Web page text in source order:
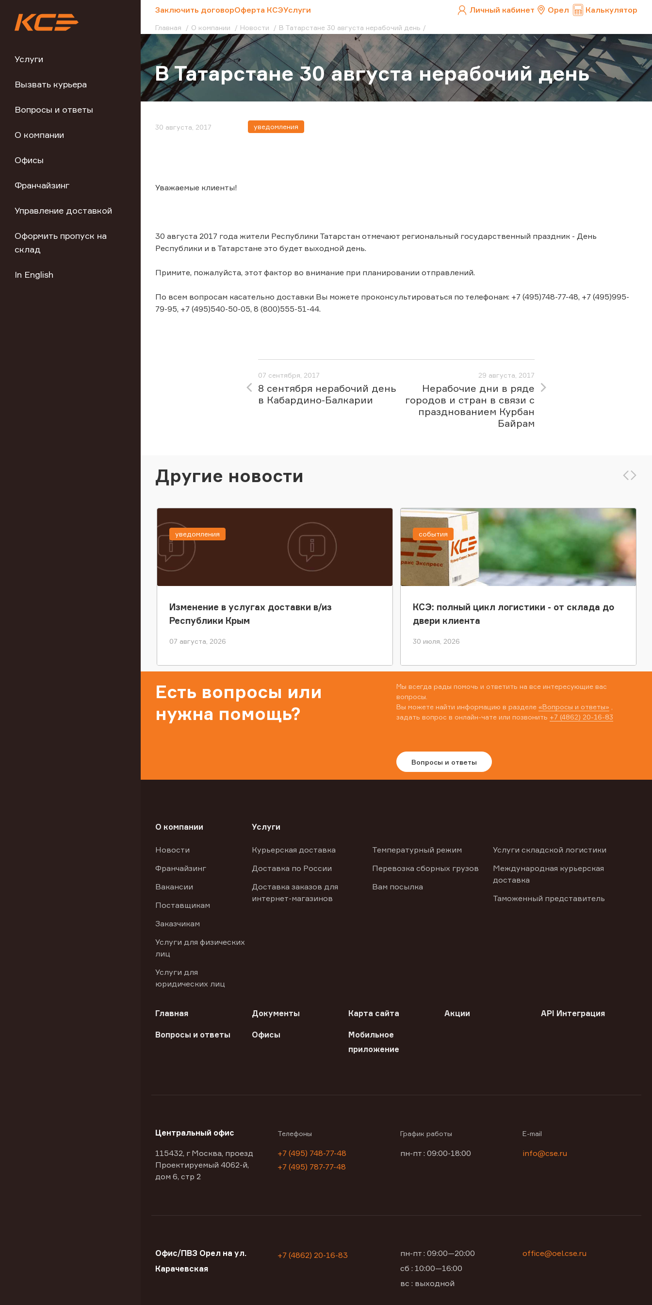
Услуги
Вызвать курьера
Вопросы и ответы
О компании
Офисы
Франчайзинг
Управление доставкой
Оформить пропуск на
склад
In English
Заключить договорОферта КСЭУслуги Личный кабинет Орел Калькулятор
Главная О компании Новости В Татарстане 30 августа нерабочий день
В Татарстане 30 августа нерабочий день
30 августа, 2017 уведомления
Уважаемые клиенты!
30 августа 2017 года жители Республики Татарстан отмечают региональный государственный праздник - День
Республики и в Татарстане это будет выходной день.
Примите, пожалуйста, этот фактор во внимание при планировании отправлений.
По всем вопросам касательно доставки Вы можете проконсультироваться по телефонам: +7 (495)748-77-48, +7 (495)995-
79-95, +7 (495)540-50-05, 8 (800)555-51-44.
07 сентября, 2017
8 сентября нерабочий день
в Кабардино-Балкарии
29 августа, 2017
Нерабочие дни в ряде
городов и стран в связи с
празднованием Курбан
Байрам
Другие новости
Изменение в услугах доставки в/из
Республики Крым
07 августа, 2026
уведомления
КСЭ: полный цикл логистики - от склада до
двери клиента
30 июля, 2026
события
Есть вопросы или
нужна помощь?
Мы всегда рады помочь и ответить на все интересующие вас
вопросы.
Вы можете найти информацию в разделе «Вопросы и ответы»
задать вопрос в онлайн-чате или позвонить +7 (4862) 20-16-83
Вопросы и ответы
О компании
Новости
Франчайзинг
Вакансии
Поставщикам
Заказчикам
Услуги для физических
лиц
Услуги для
юридических лиц
Услуги
Курьерская доставка
Доставка по России
Доставка заказов для
интернет-магазинов
Температурный режим
Перевозка сборных грузов
Вам посылка
Услуги складской логистики
Международная курьерская
доставка
Таможенный представитель
Главная Документы Карта сайта Акции API Интеграция
Вопросы и ответы Офисы
Мобильное
приложение
Центральный офис
115432, г Москва, проезд
Проектируемый 4062-й,
дом 6, стр 2
Телефоны
+7 (495) 748-77-48
+7 (495) 787-77-48
График работы
пн-пт : 09:00-18:00
E-mail
info@cse.ru
Офис/ПВЗ Орел на ул.
Карачевская
+7 (4862) 20-16-83
пн-пт : 09:00—20:00
сб : 10:00—16:00
вс : выходной
office@oel.cse.ru